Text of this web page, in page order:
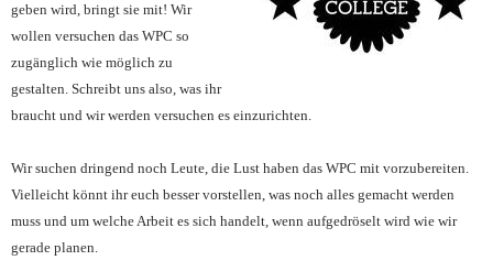
geben wird, bringt sie mit! Wir
wollen versuchen das WPC so
zugänglich wie möglich zu
gestalten. Schreibt uns also, was ihr
braucht und wir werden versuchen es einzurichten.
Wir suchen dringend noch Leute, die Lust haben das WPC mit vorzubereiten.
Vielleicht könnt ihr euch besser vorstellen, was noch alles gemacht werden
muss und um welche Arbeit es sich handelt, wenn aufgedröselt wird wie wir
gerade planen.